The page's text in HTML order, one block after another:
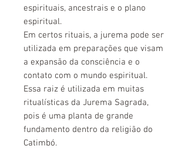
espirituais, ancestrais e o plano
espiritual.
Em certos rituais, a jurema pode ser
utilizada em preparações que visam
a expansão da consciência e o
contato com o mundo espiritual.
Essa raiz é utilizada em muitas
ritualísticas da Jurema Sagrada,
pois é uma planta de grande
fundamento dentro da religião do
Catimbó.